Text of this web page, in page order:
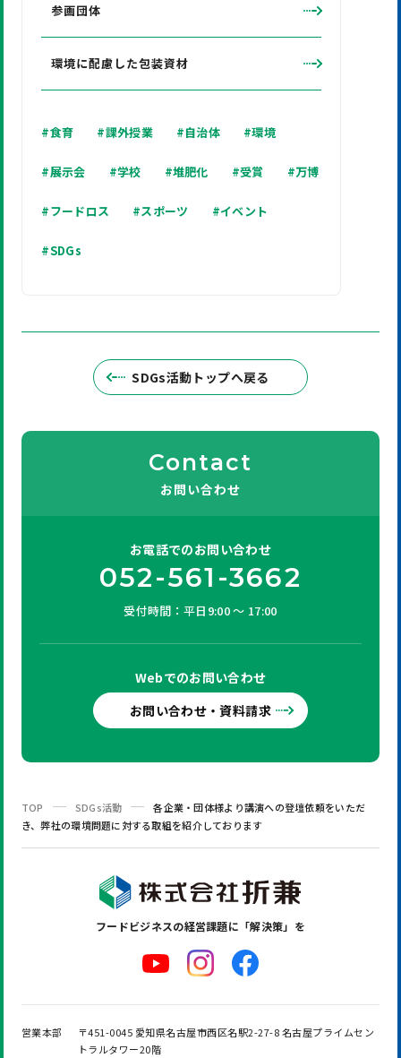
参画団体
環境に配慮した包装資材
#食育 #課外授業 #自治体 #環境
#展示会 #学校 #堆肥化 #受賞 #万博
#フードロス #スポーツ #イベント
#SDGs
SDGs活動トップへ戻る
Contact
お問い合わせ
お電話でのお問い合わせ
052-561-3662
受付時間：平日9:00 ～ 17:00
Webでのお問い合わせ
お問い合わせ・資料請求
TOP SDGs活動
各企業・団体様より講演への登壇依頼をいただ
き、弊社の環境問題に対する取組を紹介しております
フードビジネスの経営課題に「解決策」を
営業本部
〒451-0045 愛知県名古屋市西区名駅2-27-8 名古屋プライムセン
トラルタワー20階